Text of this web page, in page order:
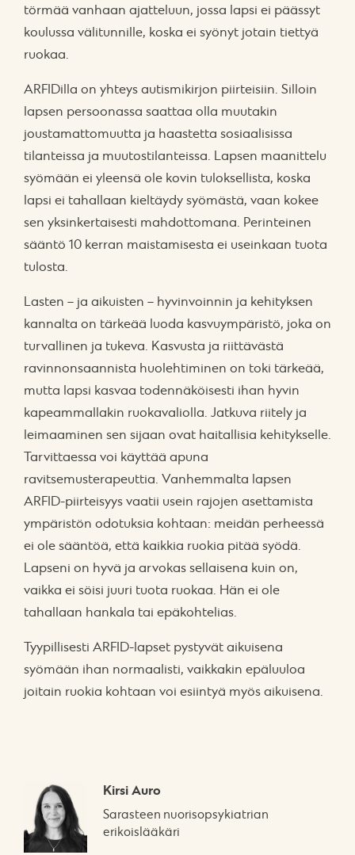
törmää vanhaan ajatteluun, jossa lapsi ei päässyt
koulussa välitunnille, koska ei syönyt jotain tiettyä
ruokaa.
ARFIDilla on yhteys autismikirjon piirteisiin. Silloin
lapsen persoonassa saattaa olla muutakin
joustamattomuutta ja haastetta sosiaalisissa
tilanteissa ja muutostilanteissa. Lapsen maanittelu
syömään ei yleensä ole kovin tuloksellista, koska
lapsi ei tahallaan kieltäydy syömästä, vaan kokee
sen yksinkertaisesti mahdottomana. Perinteinen
sääntö 10 kerran maistamisesta ei useinkaan tuota
tulosta.
Lasten – ja aikuisten – hyvinvoinnin ja kehityksen
kannalta on tärkeää luoda kasvuympäristö, joka on
turvallinen ja tukeva. Kasvusta ja riittävästä
ravinnonsaannista huolehtiminen on toki tärkeää,
mutta lapsi kasvaa todennäköisesti ihan hyvin
kapeammallakin ruokavaliolla. Jatkuva riitely ja
leimaaminen sen sijaan ovat haitallisia kehitykselle.
Tarvittaessa voi käyttää apuna
ravitsemusterapeuttia. Vanhemmalta lapsen
ARFID-piirteisyys vaatii usein rajojen asettamista
ympäristön odotuksia kohtaan: meidän perheessä
ei ole sääntöä, että kaikkia ruokia pitää syödä.
Lapseni on hyvä ja arvokas sellaisena kuin on,
vaikka ei söisi juuri tuota ruokaa. Hän ei ole
tahallaan hankala tai epäkohtelias.
Tyypillisesti ARFID-lapset pystyvät aikuisena
syömään ihan normaalisti, vaikkakin epäluuloa
joitain ruokia kohtaan voi esiintyä myös aikuisena.
Kirsi Auro
Sarasteen nuorisopsykiatrian
erikoislääkäri